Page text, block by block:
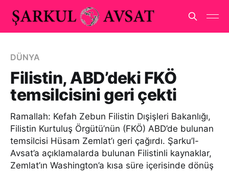
DÜNYA
Filistin, ABD’deki FKÖ
temsilcisini geri çekti
Ramallah: Kefah Zebun Filistin Dışişleri Bakanlığı,
Filistin Kurtuluş Örgütü’nün (FKÖ) ABD’de bulunan
temsilcisi Hüsam Zemlat’ı geri çağırdı. Şarku’l-
Avsat’a açıklamalarda bulunan Filistinli kaynaklar,
Zemlat’ın Washington’a kısa süre içerisinde dönüş